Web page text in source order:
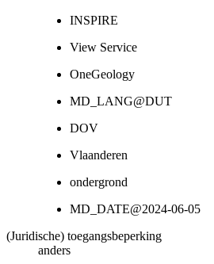
INSPIRE
View Service
OneGeology
MD_LANG@DUT
DOV
Vlaanderen
ondergrond
MD_DATE@2024-06-05
(Juridische) toegangsbeperking
anders